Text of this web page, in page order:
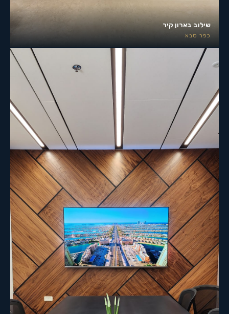
שילוב בארון קיר
כפר סבא